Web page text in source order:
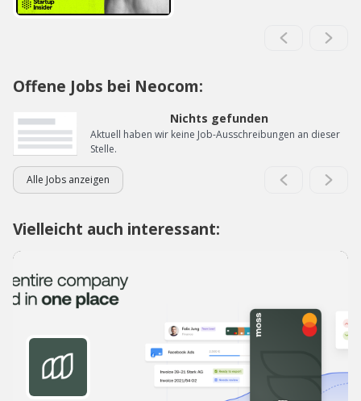
Offene Jobs bei Neocom:
Nichts gefunden
Aktuell haben wir keine Job-Ausschreibungen an dieser
Stelle.
Alle Jobs anzeigen
Vielleicht auch interessant: